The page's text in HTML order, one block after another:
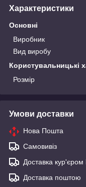
Характеристики
Основні
Виробник
Вид виробу
Користувальницькі
Розмір
Умови доставки
Нова Пошта
Самовивіз
Доставка
Доставка поштою